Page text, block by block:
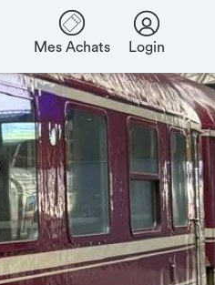
Mes Achats Login